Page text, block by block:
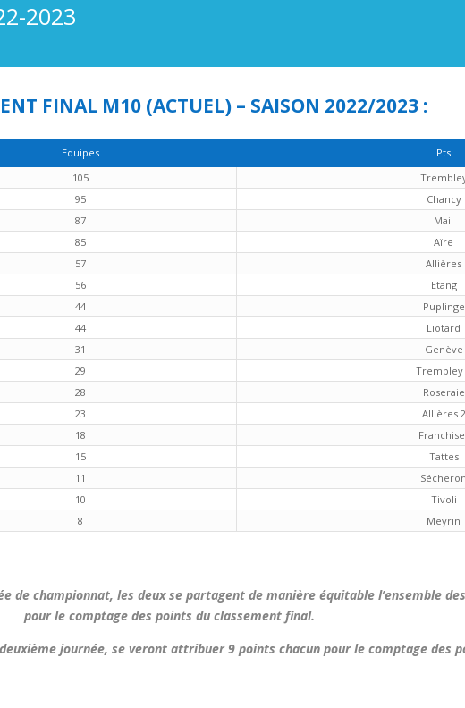
2023
FINAL M10 (ACTUEL) – SAISON 2022/2023 :
Equipes
Pts
105
95
Chancy
87
Mail
85
Aïre
57
Allières
56
Etang
44
Puplinge
44
Liotard
31
Genève
29
Trembley
28
Roseraie
23
Allières 2
18
15
Tattes
11
Sécheron
10
Tivoli
8 Meyrin
de championnat, les deux se partagent de manière équitable l’ensemble
pour le comptage des points du classement final.
journée, se veront attribuer 9 points chacun pour le comptage des